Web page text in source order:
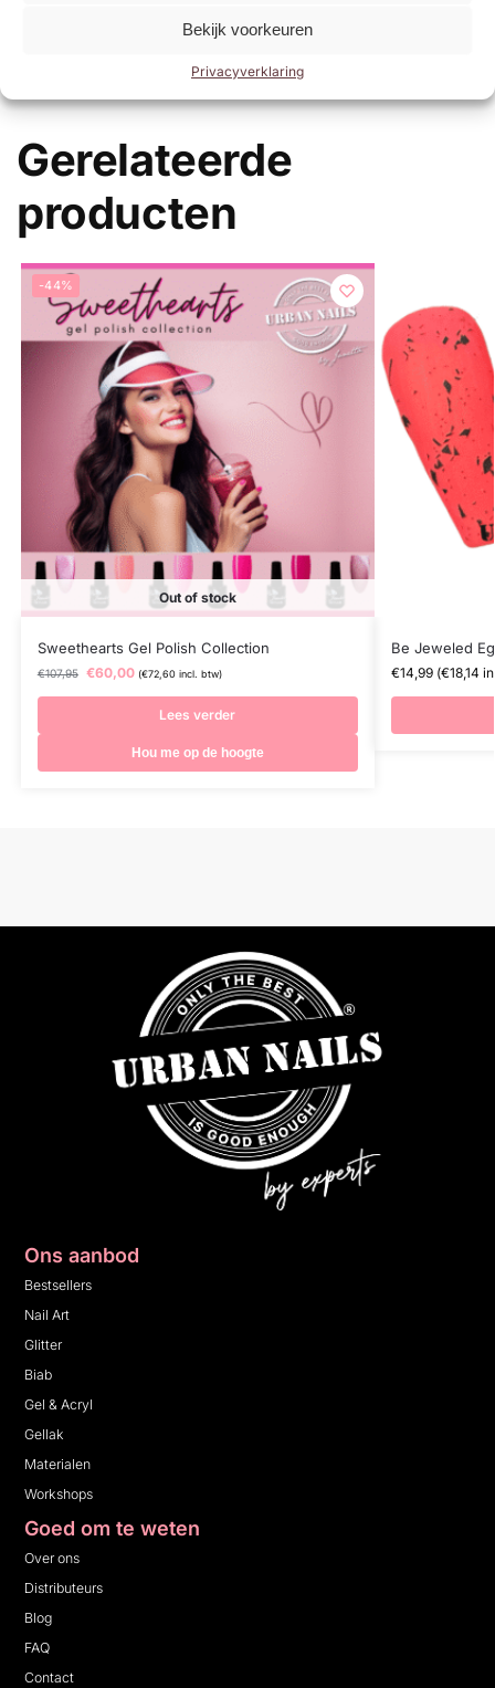
Bekijk voorkeuren
Privacyverklaring
EAN: 8719564051886
SKU:
68002303
Categorie: Collecties
Gerelateerde
producten
-44%
Out of stock
Sweethearts Gel Polish Collection
€107,95 €60,00 (€72,60incl. btw)
Lees verder
Hou me op de hoogte
Be Jeweled
€14,99(€18,14
Ons aanbod
Bestsellers
Nail Art
Glitter
Biab
Gel & Acryl
Gellak
Materialen
Workshops
Goed om te weten
Over ons
Distributeurs
Blog
FAQ
Contact